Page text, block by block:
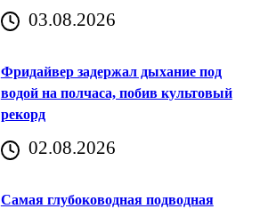
03.08.2026
Фридайвер задержал дыхание под
водой на полчаса, побив культовый
рекорд
02.08.2026
Самая глубоководная подводная